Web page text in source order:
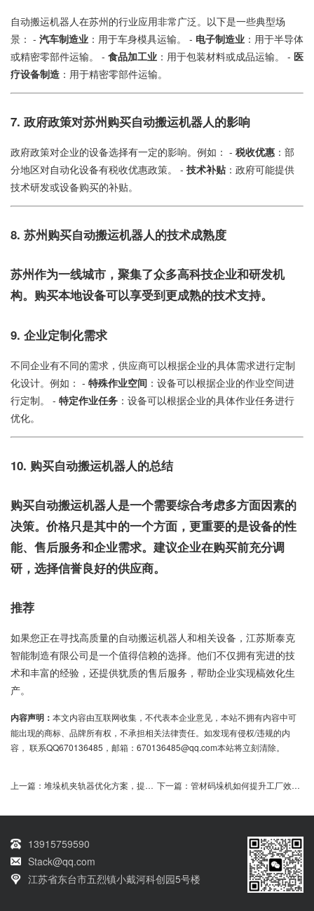
自动搬运机器人在苏州的行业应用非常广泛。以下是一些典型场
景： - 汽车制造业 ：用于车身模具运输。 - 电子制造业 ：用于半导体
或精密零部件运输。 - 食品加工业 ：用于包装材料或成品运输。 - 医
疗设备制造 ：用于精密零部件运输。
7. 政府政策对苏州购买自动搬运机器人的影响
政府政策对企业的设备选择有一定的影响。例如： - 税收优惠 ：部
分地区对自动化设备有税收优惠政策。 - 技术补贴：政府可能提供
技术研发或设备购买的补贴。
8. 苏州购买自动搬运机器人的技术成熟度
苏州作为一线城市，聚集了众多高科技企业和研发机
构。购买本地设备可以享受到更成熟的技术支持。
9. 企业定制化需求
不同企业有不同的需求，供应商可以根据企业的具体需求进行定制
化设计。例如： - 特殊作业空间 ：设备可以根据企业的作业空间进
行定制。 - 特定作业任务 ：设备可以根据企业的具体作业任务进行
优化。
10. 购买自动搬运机器人的总结
购买自动搬运机器人是一个需要综合考虑多方面因素的
决策。价格只是其中的一个方面，更重要的是设备的性
能、售后服务和企业需求。建议企业在购买前充分调
研，选择信誉良好的供应商。
推荐
如果您正在寻找高质量的自动搬运机器人和相关设备，江苏斯泰克
智能制造有限公司是一个值得信赖的选择。他们不仅拥有宪进的技
术和丰富的经验，还提供犹质的售后服务，帮助企业实现槁效化生
产。
内容声明： 本文内容由互联网收集，不代表本企业意见，本站不拥有内容中可
能出现的商标、品牌所有权，不承担相关法律责任。如发现有侵权/违规的内
容， 联系QQ670136485，邮箱：670136485@qq.com本站将立刻清除。
上一篇： 堆垛机夹轨器优化方案，提升效率保障安全 下一篇： 管材码垛机如何提升工厂效率及成本节约问题
13915759590
Stack@qq.com
江苏省东台市五烈镇小戴河科创园5号楼